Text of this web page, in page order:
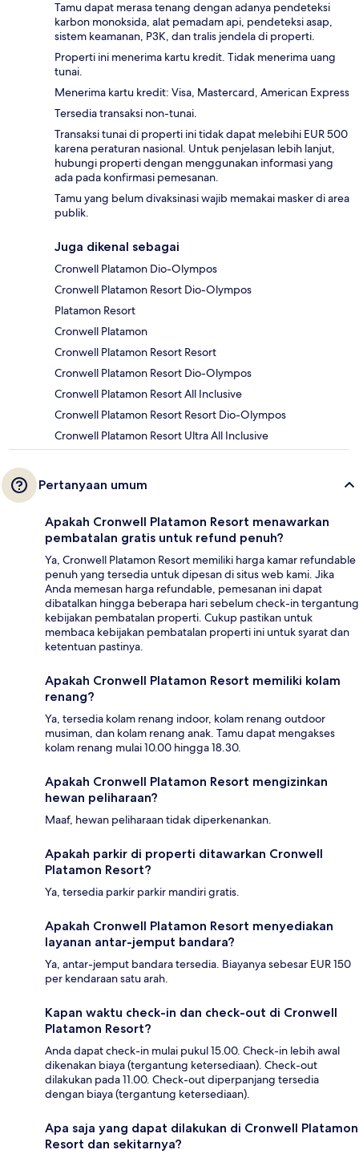
Tamu dapat merasa tenang dengan adanya pendeteksi
karbon monoksida, alat pemadam api, pendeteksi asap,
sistem keamanan, P3K, dan tralis jendela di properti.
Properti ini menerima kartu kredit. Tidak menerima uang
tunai.
Menerima kartu kredit: Visa, Mastercard, American Express
Tersedia transaksi non-tunai.
Transaksi tunai di properti ini tidak dapat melebihi EUR 500
karena peraturan nasional. Untuk penjelasan lebih lanjut,
hubungi properti dengan menggunakan informasi yang
ada pada konfirmasi pemesanan.
Tamu yang belum divaksinasi wajib memakai masker di area
publik.
Juga dikenal sebagai
Cronwell Platamon Dio-Olympos
Cronwell Platamon Resort Dio-Olympos
Platamon Resort
Cronwell Platamon
Cronwell Platamon Resort Resort
Cronwell Platamon Resort Dio-Olympos
Cronwell Platamon Resort All Inclusive
Cronwell Platamon Resort Resort Dio-Olympos
Cronwell Platamon Resort Ultra All Inclusive
Pertanyaan umum
Apakah Cronwell Platamon Resort menawarkan
pembatalan gratis untuk refund penuh?
Ya, Cronwell Platamon Resort memiliki harga kamar refundable
penuh yang tersedia untuk dipesan di situs web kami. Jika
Anda memesan harga refundable, pemesanan ini dapat
dibatalkan hingga beberapa hari sebelum check-in tergantung
kebijakan pembatalan properti. Cukup pastikan untuk
membaca kebijakan pembatalan properti ini untuk syarat dan
ketentuan pastinya.
Apakah Cronwell Platamon Resort memiliki kolam
renang?
Ya, tersedia kolam renang indoor, kolam renang outdoor
musiman, dan kolam renang anak. Tamu dapat mengakses
kolam renang mulai 10.00 hingga 18.30.
Apakah Cronwell Platamon Resort mengizinkan
hewan peliharaan?
Maaf, hewan peliharaan tidak diperkenankan.
Apakah parkir di properti ditawarkan Cronwell
Platamon Resort?
Ya, tersedia parkir parkir mandiri gratis.
Apakah Cronwell Platamon Resort menyediakan
layanan antar-jemput bandara?
Ya, antar-jemput bandara tersedia. Biayanya sebesar EUR 150
per kendaraan satu arah.
Kapan waktu check-in dan check-out di Cronwell
Platamon Resort?
Anda dapat check-in mulai pukul 15.00. Check-in lebih awal
dikenakan biaya (tergantung ketersediaan). Check-out
dilakukan pada 11.00. Check-out diperpanjang tersedia
dengan biaya (tergantung ketersediaan).
Apa saja yang dapat dilakukan di Cronwell Platamon
Resort dan sekitarnya?